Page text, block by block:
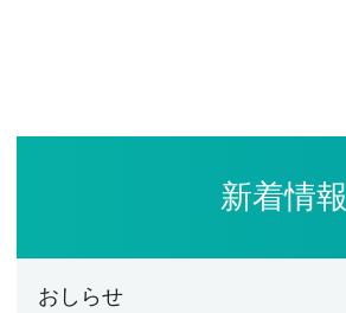
新着情報
おしらせ